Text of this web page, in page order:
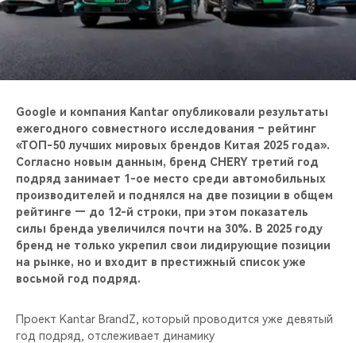
НАШИ МЕРОПРИЯТИЯ
CHERY ДЛЯ ДЕТЕЙ
Google и компания Kantar опубликовали результаты
ежегодного совместного исследования – рейтинг
«ТОП-50 лучших мировых брендов Китая 2025 года».
Согласно новым данным, бренд CHERY третий год
подряд занимает 1-ое место среди автомобильных
производителей и поднялся на две позиции в общем
рейтинге — до 12-й строки, при этом показатель
силы бренда увеличился почти на 30%. В 2025 году
бренд не только укрепил свои лидирующие позиции
на рынке, но и входит в престижный список уже
восьмой год подряд.
Проект Kantar BrandZ, который проводится уже девятый
год подряд, отслеживает динамику